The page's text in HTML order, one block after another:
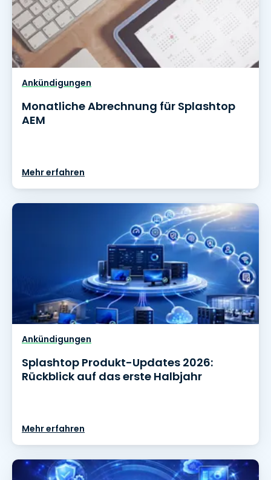
Ankündigungen
Monatliche Abrechnung für Splashtop
AEM
Mehr erfahren
Ankündigungen
Splashtop Produkt-Updates 2026:
Rückblick auf das erste Halbjahr
Mehr erfahren